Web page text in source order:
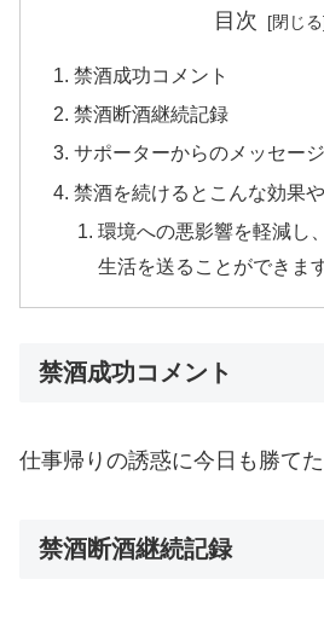
目次
禁酒成功コメント
禁酒断酒継続記録
サポーターからのメッセージ
禁酒を続けるとこんな効果
環境への悪影響を軽減し
生活を送ることができます
禁酒成功コメント
仕事帰りの誘惑に今日も勝て
禁酒断酒継続記録